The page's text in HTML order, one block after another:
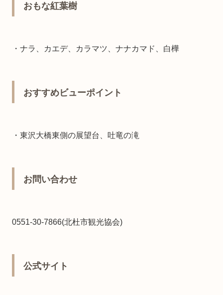
おもな紅葉樹
・ナラ、カエデ、カラマツ、ナナカマド、白樺
おすすめビューポイント
・東沢大橋東側の展望台、吐竜の滝
お問い合わせ
0551-30-7866(北杜市観光協会)
公式サイト